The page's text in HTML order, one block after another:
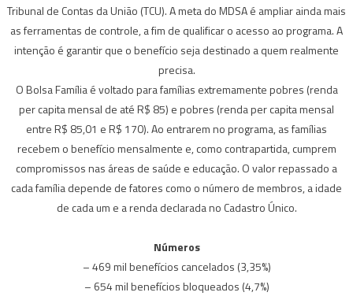
Tribunal de Contas da União (TCU). A meta do MDSA é ampliar ainda mais
as ferramentas de controle, a fim de qualificar o acesso ao programa. A
intenção é garantir que o benefício seja destinado a quem realmente
precisa.
O Bolsa Família é voltado para famílias extremamente pobres (renda
per capita mensal de até R$ 85) e pobres (renda per capita mensal
entre R$ 85,01 e R$ 170). Ao entrarem no programa, as famílias
recebem o benefício mensalmente e, como contrapartida, cumprem
compromissos nas áreas de saúde e educação. O valor repassado a
cada família depende de fatores como o número de membros, a idade
de cada um e a renda declarada no Cadastro Único.
Números
– 469 mil benefícios cancelados (3,35%)
– 654 mil benefícios bloqueados (4,7%)